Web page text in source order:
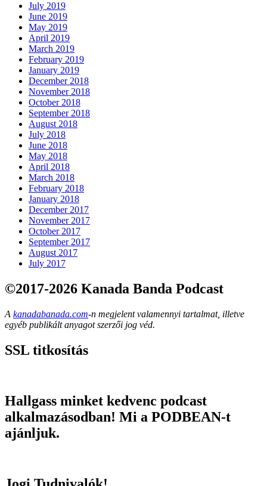
July 2019
June 2019
May 2019
April 2019
March 2019
February 2019
January 2019
December 2018
November 2018
October 2018
September 2018
August 2018
July 2018
June 2018
May 2018
April 2018
March 2018
February 2018
January 2018
December 2017
November 2017
October 2017
September 2017
August 2017
July 2017
©2017-2026 Kanada Banda Podcast
A kanadabanada.com-n megjelent valamennyi tartalmat, illetve
egyéb publikált anyagot szerzői jog véd.
SSL titkosítás
Hallgass minket kedvenc podcast
alkalmazásodban! Mi a PODBEAN-t
ajánljuk.